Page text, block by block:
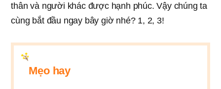
thân và người khác được hạnh phúc. Vậy chúng ta
cùng bắt đầu ngay bây giờ nhé? 1, 2, 3!
Mẹo hay